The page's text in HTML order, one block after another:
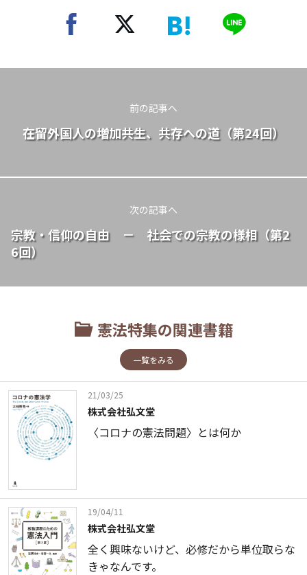
前の記事へ
在留外国人の増加――共生、共存への道（第24回）
次の記事へ
宗教・信仰の自由 － 社会での宗教の様相（第2
6回）
憲法特集の関連書籍
一覧をみる
21/03/25
株式会社弘文堂
〈コロナの憲法問題〉とは何か
19/04/11
株式会社弘文堂
全く興味ないけど、必修だから単位取らな
きゃなんです。